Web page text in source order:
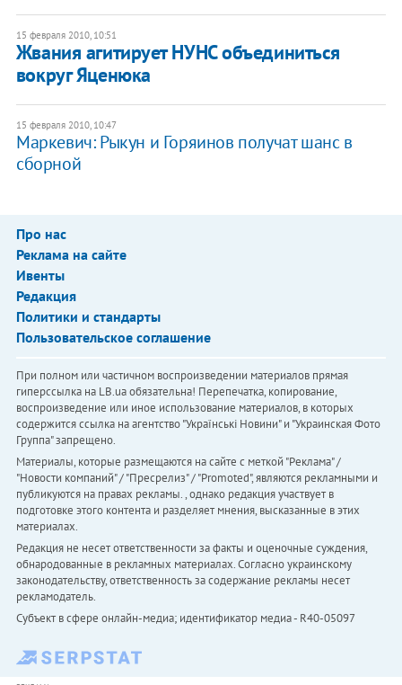
15 февраля 2010, 10:51
Жвания агитирует НУНС объединиться
вокруг Яценюка
15 февраля 2010, 10:47
Маркевич: Рыкун и Горяинов получат шанс в
сборной
Про нас
Реклама на сайте
Ивенты
Редакция
Политики и стандарты
Пользовательское соглашение
При полном или частичном воспроизведении материалов прямая
гиперссылка на LB.ua обязательна! Перепечатка, копирование,
воспроизведение или иное использование материалов, в которых
содержится ссылка на агентство "Українськi Новини" и "Украинская Фото
Группа" запрещено.
Материалы, которые размещаются на сайте с меткой "Реклама" /
"Новости компаний" / "Пресрелиз" / "Promoted", являются рекламными и
публикуются на правах рекламы. , однако редакция участвует в
подготовке этого контента и разделяет мнения, высказанные в этих
материалах.
Редакция не несет ответственности за факты и оценочные суждения,
обнародованные в рекламных материалах. Согласно украинскому
законодательству, ответственность за содержание рекламы несет
рекламодатель.
Субъект в сфере онлайн-медиа; идентификатор медиа - R40-05097